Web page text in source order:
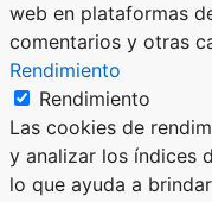
web en plataformas
comentarios y otras
Rendimiento
Rendimiento
Las cookies de
y analizar los índices
lo que ayuda a